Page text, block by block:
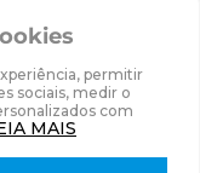
permitir
sociais, medir o
com
MAIS
porZwei Arts